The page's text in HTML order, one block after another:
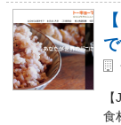
で
食